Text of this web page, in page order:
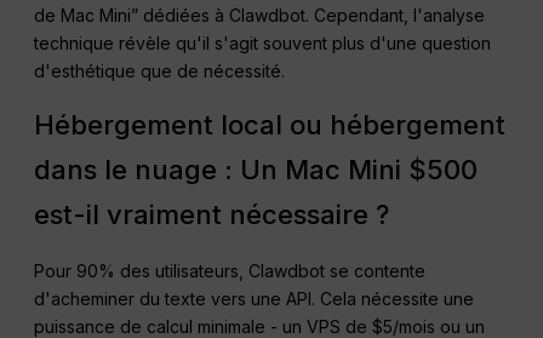
de Mac Mini” dédiées à Clawdbot. Cependant, l'analyse
technique révèle qu'il s'agit souvent plus d'une question
d'esthétique que de nécessité.
Hébergement local ou hébergement
dans le nuage : Un Mac Mini $500
est-il vraiment nécessaire ?
Pour 90% des utilisateurs, Clawdbot se contente
d'acheminer du texte vers une API. Cela nécessite une
puissance de calcul minimale - un VPS de $5/mois ou un